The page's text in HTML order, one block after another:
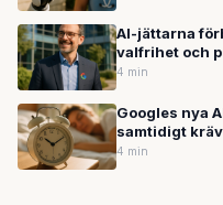
AI-jättarna
valfrihet och
4 min
Googles nya
samtidigt
dator
4 min